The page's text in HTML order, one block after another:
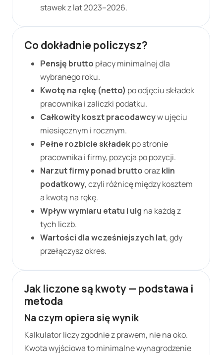
stawek z lat 2023–2026.
Co dokładnie policzysz?
Pensję brutto płacy minimalnej dla
wybranego roku.
Kwotę na rękę (netto) po odjęciu składek
pracownika i zaliczki podatku.
Całkowity koszt pracodawcyw ujęciu
miesięcznym i rocznym.
Pełne rozbicie składekpo stronie
pracownika i firmy, pozycja po pozycji.
Narzut firmy ponad bruttoorazklin
podatkowy, czyli różnicę między kosztem
a kwotą na rękę.
Wpływ wymiaru etatu i ulg na każdą z
tych liczb.
Wartości dla wcześniejszych lat, gdy
przełączysz okres.
Jak liczone są kwoty — podstawa i
metoda
Na czym opiera się wynik
Kalkulator liczy zgodnie z prawem, nie na oko.
Kwota wyjściowa to minimalne wynagrodzenie